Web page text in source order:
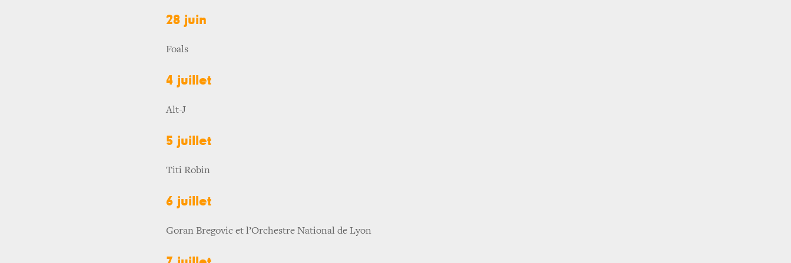
28 juin
Foals
4 juillet
Alt-J
5 juillet
Titi Robin
6 juillet
Goran Bregovic et l’Orchestre National de Lyon